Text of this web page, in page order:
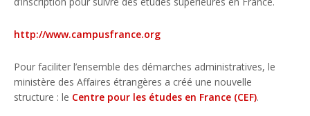
http://www.campusfrance.org
Pour faciliter l’ensemble des démarches administratives, le
ministère des Affaires étrangères a créé une nouvelle
structure : le Centre pour les études en France (CEF).